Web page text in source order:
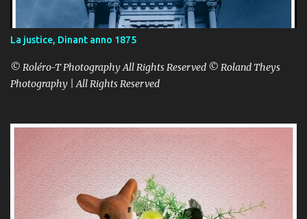
La justice, Dinant anno 1875
© Roléro-T Photography All Rights Reserved © Roland Theys
Photography | All Rights Reserved